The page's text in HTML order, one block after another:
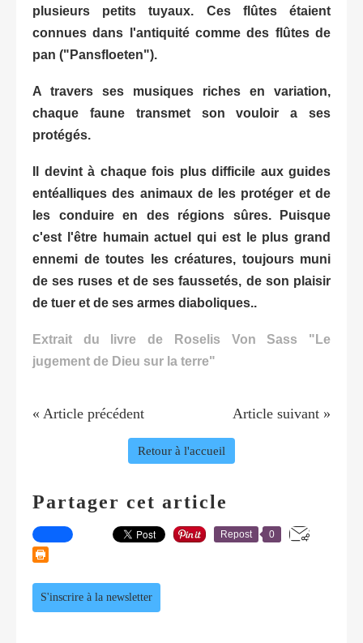
plusieurs petits tuyaux. Ces flûtes étaient
connues dans l'antiquité comme des flûtes de
pan ("Pansfloeten").
A travers ses musiques riches en variation,
chaque faune transmet son vouloir a ses
protégés.
Il devint à chaque fois plus difficile aux guides
entéalliques des animaux de les protéger et de
les conduire en des régions sûres. Puisque
c'est l'être humain actuel qui est le plus grand
ennemi de toutes les créatures, toujours muni
de ses ruses et de ses faussetés, de son plaisir
de tuer et de ses armes diaboliques..
Extrait du livre de Roselis Von Sass "Le
jugement de Dieu sur la terre"
« Article précédent Article suivant »
Retour à l'accueil
Partager cet article
Repost 0
S'inscrire à la newsletter